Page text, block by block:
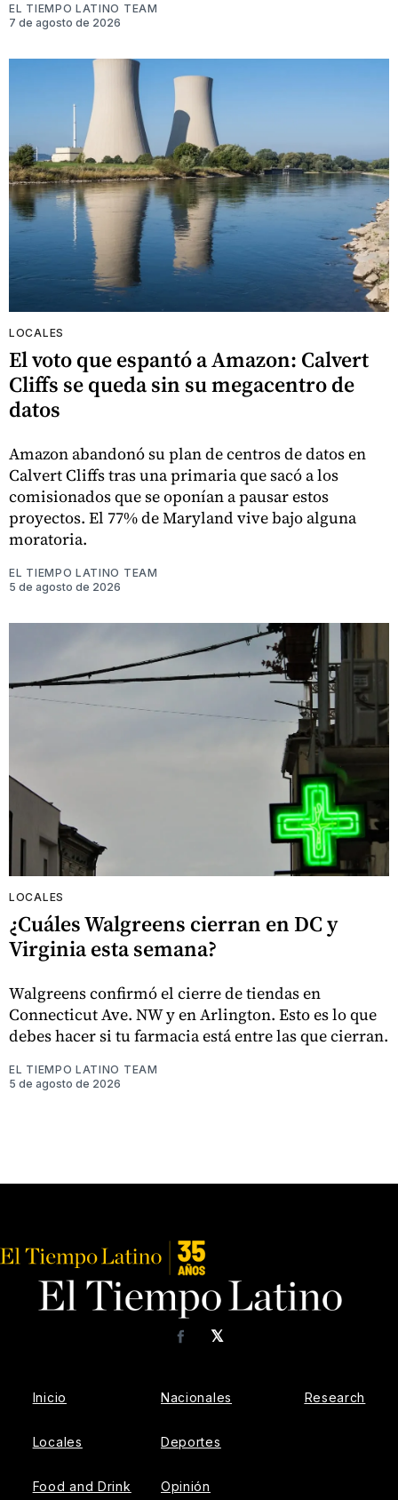
EL TIEMPO LATINO TEAM
7 de agosto de 2026
LOCALES
El voto que espantó a Amazon: Calvert
Cliffs se queda sin su megacentro de
datos
Amazon abandonó su plan de centros de datos en
Calvert Cliffs tras una primaria que sacó a los
comisionados que se oponían a pausar estos
proyectos. El 77% de Maryland vive bajo alguna
moratoria.
EL TIEMPO LATINO TEAM
5 de agosto de 2026
LOCALES
¿Cuáles Walgreens cierran en DC y
Virginia esta semana?
Walgreens confirmó el cierre de tiendas en
Connecticut Ave. NW y en Arlington. Esto es lo que
debes hacer si tu farmacia está entre las que cierran.
EL TIEMPO LATINO TEAM
5 de agosto de 2026
𝕏
Facebook
Inicio
Locales
Food and Drink
Nacionales
Deportes
Opinión
Research